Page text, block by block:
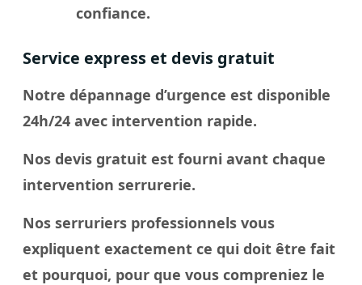
confiance.
Service express et devis gratuit
Notre dépannage d’urgence est disponible
24h/24 avec intervention rapide.
Nos devis gratuit est fourni avant chaque
intervention serrurerie.
Nos serruriers professionnels vous
expliquent exactement ce qui doit être fait
et pourquoi, pour que vous compreniez le